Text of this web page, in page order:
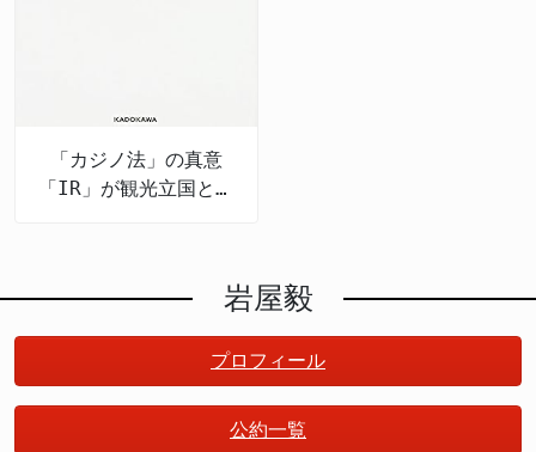
「カジノ法」の真意
「IR」が観光立国と地
岩屋毅
プロフィール
公約一覧